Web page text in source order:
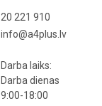
20 221 910
info@a4plus.lv
Darba laiks:
Darba dienas
9:00-18:00